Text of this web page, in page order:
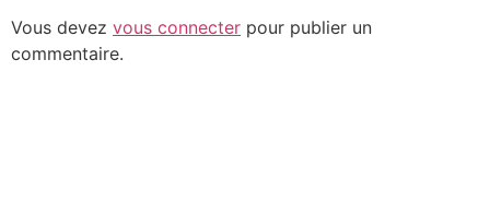
Vous devez vous connecter pour publier un
commentaire.